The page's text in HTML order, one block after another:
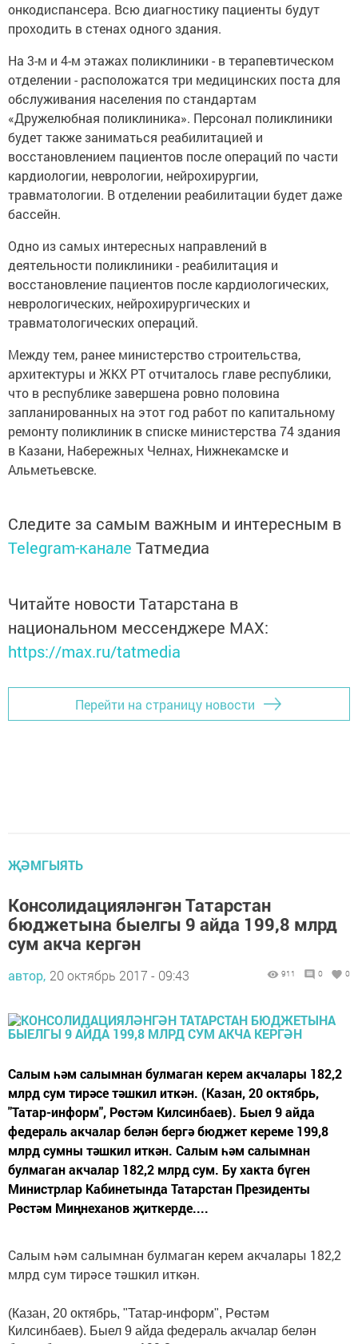
онкодиспансера. Всю диагностику пациенты будут
проходить в стенах одного здания.
На 3-м и 4-м этажах поликлиники - в терапевтическом
отделении - расположатся три медицинских поста для
обслуживания населения по стандартам
«Дружелюбная поликлиника». Персонал поликлиники
будет также заниматься реабилитацией и
восстановлением пациентов после операций по части
кардиологии, неврологии, нейрохирургии,
травматологии. В отделении реабилитации будет даже
бассейн.
Одно из самых интересных направлений в
деятельности поликлиники - реабилитация и
восстановление пациентов после кардиологических,
неврологических, нейрохирургических и
травматологических операций.
Между тем, ранее министерство строительства,
архитектуры и ЖКХ РТ отчиталось главе республики,
что в республике завершена ровно половина
запланированных на этот год работ по капитальному
ремонту поликлиник в списке министерства 74 здания
в Казани, Набережных Челнах, Нижнекамске и
Альметьевске.
Следите за самым важным и интересным в
Telegram-канале Татмедиа
Читайте новости Татарстана в
национальном мессенджере MАХ:
https://max.ru/tatmedia
Перейти на страницу новости
ҖӘМГЫЯТЬ
Консолидацияләнгән Татарстан
бюджетына быелгы 9 айда 199,8 млрд
сум акча кергән
автор, 20 октябрь 2017 - 09:43 911 0 0
Салым һәм салымнан булмаган керем акчалары 182,2
млрд сум тирәсе тәшкил иткән. (Казан, 20 октябрь,
"Татар-информ", Рөстәм Килсинбаев). Быел 9 айда
федераль акчалар белән бергә бюджет кереме 199,8
млрд сумны тәшкил иткән. Салым һәм салымнан
булмаган акчалар 182,2 млрд сум. Бу хакта бүген
Министрлар Кабинетында Татарстан Президенты
Рөстәм Миңнеханов җиткерде....
Салым һәм салымнан булмаган керем акчалары 182,2
млрд сум тирәсе тәшкил иткән.
(Казан, 20 октябрь, "Татар-информ", Рөстәм
Килсинбаев). Быел 9 айда федераль акчалар белән